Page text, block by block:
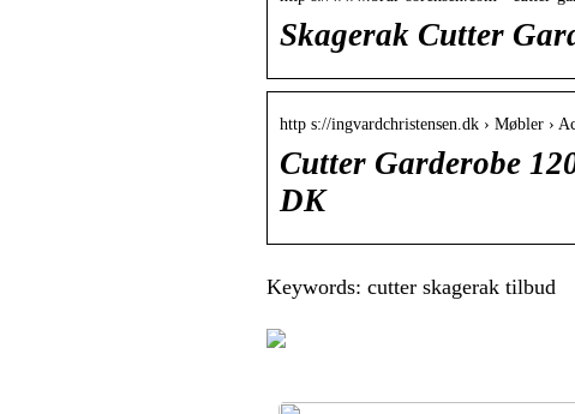
Skagerak Cutter
http s://ingvardchristensen.dk › Møbler ›
Cutter Garderobe
DK
Keywords: cutter skagerak tilbud